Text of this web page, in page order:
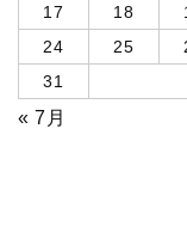
17
18
24
25
31
« 7月